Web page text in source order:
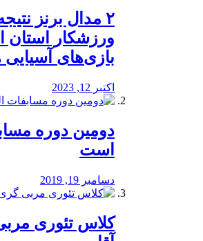
ورزشکار استان
بازی‌های آسیایی
اکتبر 12, 2023
دومین دوره
است
دسامبر 19, 2019